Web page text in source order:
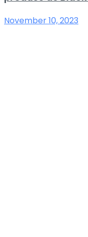
November 10, 2023